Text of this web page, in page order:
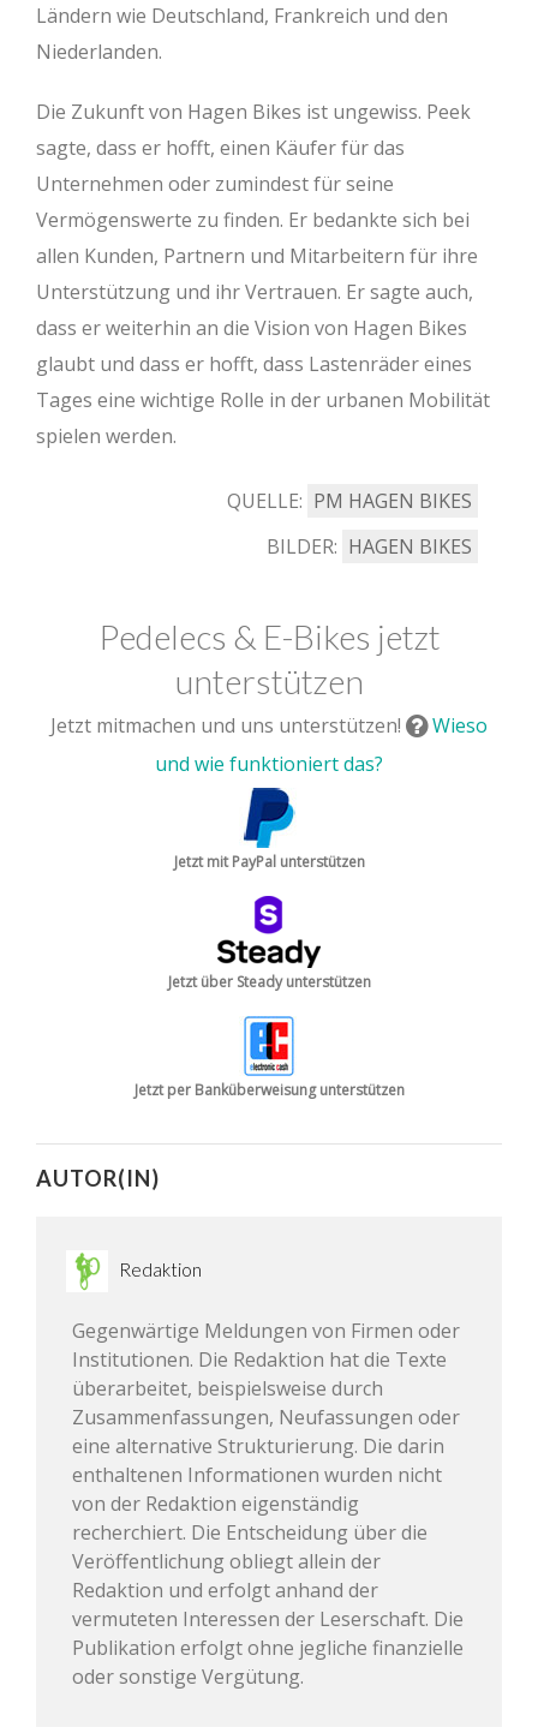
Ländern wie Deutschland, Frankreich und den
Niederlanden.
Die Zukunft von Hagen Bikes ist ungewiss. Peek
sagte, dass er hofft, einen Käufer für das
Unternehmen oder zumindest für seine
Vermögenswerte zu finden. Er bedankte sich bei
allen Kunden, Partnern und Mitarbeitern für ihre
Unterstützung und ihr Vertrauen. Er sagte auch,
dass er weiterhin an die Vision von Hagen Bikes
glaubt und dass er hofft, dass Lastenräder eines
Tages eine wichtige Rolle in der urbanen Mobilität
spielen werden.
QUELLE: PM HAGEN BIKES
BILDER: HAGEN BIKES
Pedelecs & E-Bikes jetzt
unterstützen
Jetzt mitmachen und uns unterstützen!
Wieso
und wie funktioniert das?
Jetzt mit PayPal unterstützen
Jetzt über Steady unterstützen
Jetzt per Banküberweisung unterstützen
AUTOR(IN)
Redaktion
Gegenwärtige Meldungen von Firmen oder
Institutionen. Die Redaktion hat die Texte
überarbeitet, beispielsweise durch
Zusammenfassungen, Neufassungen oder
eine alternative Strukturierung. Die darin
enthaltenen Informationen wurden nicht
von der Redaktion eigenständig
recherchiert. Die Entscheidung über die
Veröffentlichung obliegt allein der
Redaktion und erfolgt anhand der
vermuteten Interessen der Leserschaft. Die
Publikation erfolgt ohne jegliche finanzielle
oder sonstige Vergütung.